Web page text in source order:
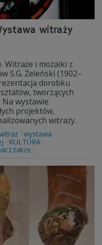
witraży
Witraże i mozaiki z
S.G. Żeleński (1902–
dorobku
tworzących
wystawie
projektów,
witraży.
wystawa
KULTURA
także